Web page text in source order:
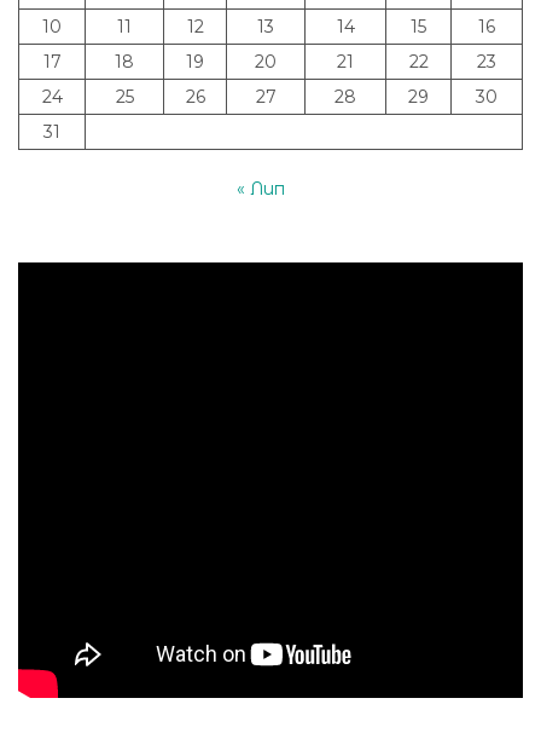
10
11 12 13 14 15
16
17
18 19 20 21 22
23
24
25 26 27 28 29
30
31
« Лип